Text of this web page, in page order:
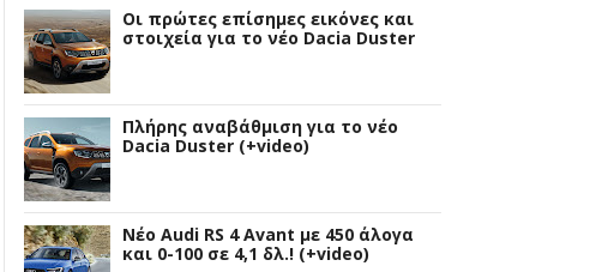
Οι πρώτες επίσημες εικόνες και
στοιχεία για το νέο Dacia Duster
Πλήρης αναβάθμιση για το νέο
Dacia Duster (+video)
Νέο Audi RS 4 Avant με 450 άλογα
και 0-100 σε 4,1 δλ.! (+video)